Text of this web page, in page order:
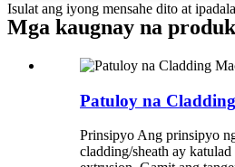
Isulat ang iyong mensahe dito at
Mga kaugnay na
Patuloy na
Prinsipyo Ang prinsipyo
cladding/sheath ay